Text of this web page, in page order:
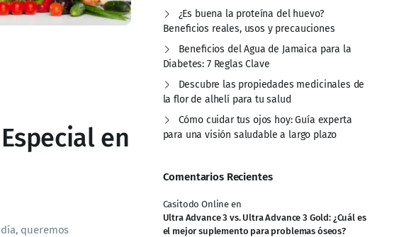
en
queremos
¿Es buena la proteína del huevo?
Beneficios reales, usos y precauciones
Beneficios del Agua de Jamaica para la
Diabetes: 7 Reglas Clave
Descubre las propiedades medicinales de
la flor de alhelí para tu salud
Cómo cuidar tus ojos hoy: Guía experta
para una visión saludable a largo plazo
Comentarios Recientes
Casitodo Online en
Ultra Advance 3 vs. Ultra Advance 3 Gold: ¿Cuál es
el mejor suplemento para problemas óseos?